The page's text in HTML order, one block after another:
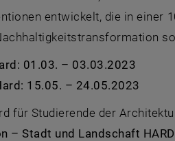
entwickelt, die in einer
01.03. – 03.03.2023
15.05. – 24.05.2023
für Studierende der
– Stadt und Landschaft